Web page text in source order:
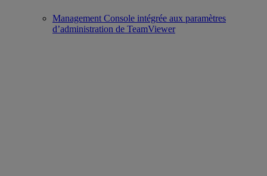
Management Console intégrée aux paramètres
d’administration de TeamViewer